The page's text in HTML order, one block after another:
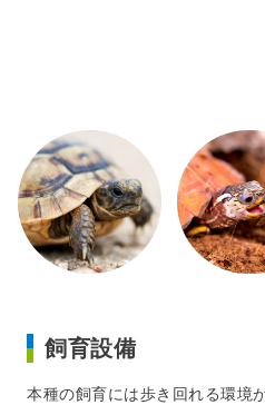
飼育設備
本種の飼育には歩き回れる環境